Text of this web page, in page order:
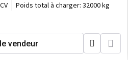
Poids total à charger: 32000 kg
vendeur